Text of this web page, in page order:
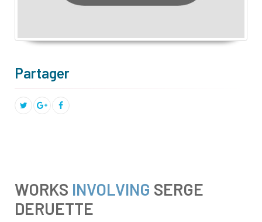
Partager
WORKS INVOLVING SERGE
DERUETTE